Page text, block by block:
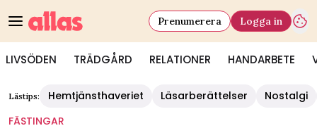
LIVSÖDEN TRÄDGÅRD RELATIONER HANDARBETE
Prenumerera Logga in
Lästips: Hemtjänsthaveriet Läsarberättelser
Nostalgi
FÄSTINGAR